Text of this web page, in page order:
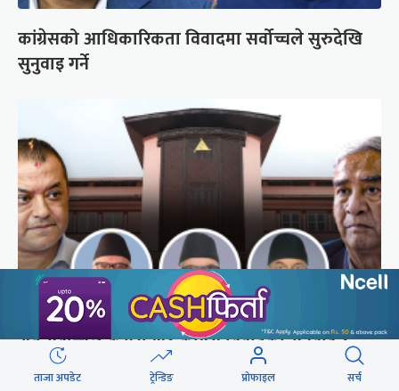
कांग्रेसको आधिकारिकता विवादमा सर्वोच्चले सुरुदेखि
सुनुवाइ गर्ने
अब सर्वोच्चले कसरी गर्छ कांग्रेस विवादको सुनुवाइ ?
ताजा अपडेट ट्रेन्डिङ प्रोफाइल सर्च